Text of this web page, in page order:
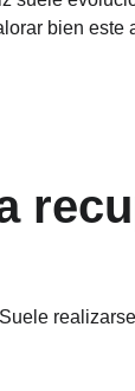
bien este